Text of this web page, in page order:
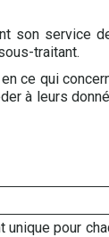
service
traitant.
ce qui
à leurs
pour